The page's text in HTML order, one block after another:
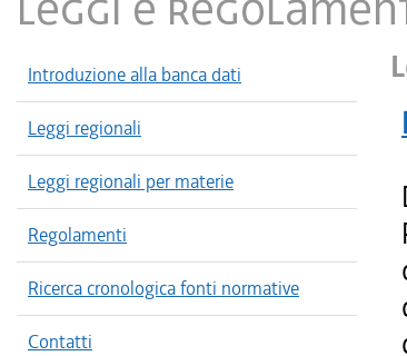
Introduzione alla banca dati
Leggi regionali
Leggi regionali per materie
Regolamenti
Ricerca cronologica fonti normative
Contatti